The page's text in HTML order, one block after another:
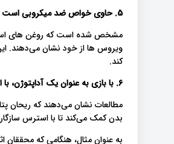
5. حاوی خواص ضد میکروبی است که با ویروس ها و عفونت ها مبارزه می‌کند
مشخص شده است که روغن های
ویروس ها از خود نشان می‌دهند.
کند.
6. با بازی به عنوان یک آداپتوژن، با استرس مبارزه می‌کند
مطالعات نشان می‌دهند که ریحان
بدن کمک می‌کند تا با استرس
به عنوان مثال، هنگامی که